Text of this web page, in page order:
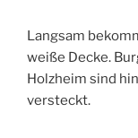
Langsam
weiße Decke.
Holzheim sind
versteckt.